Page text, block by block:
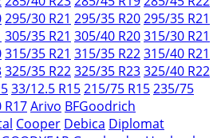
295/30 R21 295/35 R20295/35 R21
305/35 R21 305/40 R20315/30 R21
315/35 R21 315/35 R22315/40 R21
325/35 R22325/35 R23325/40 R22
33/12.5 R15215/75 R15235/75
R17Arivo BFGoodrich
Cooper Debica Diplomat